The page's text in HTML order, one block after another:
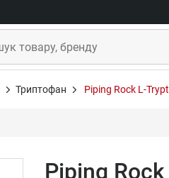
Триптофан Piping Rock L-
Piping